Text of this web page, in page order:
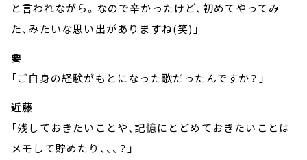
と言われながら。なので辛かったけど、初めてやってみ
た、みたいな思い出がありますね(笑)」
要
「ご自身の経験がもとになった歌だったんですか？」
近藤
「残しておきたいことや、記憶にとどめておきたいことは
メモして貯めたり、、、？」